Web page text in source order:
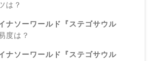
は？
ナソーワールド
『ステゴサウル
度は？
ナソーワールド
『ステゴサウル